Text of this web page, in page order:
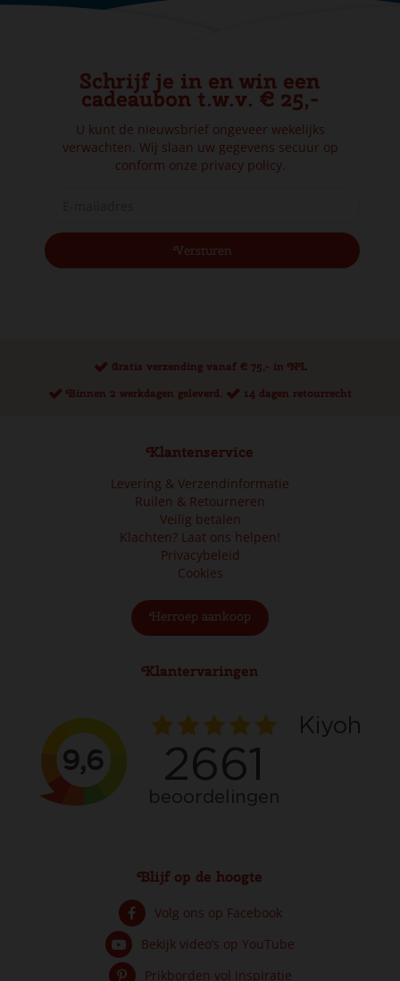
Schrijf je in en win een
cadeaubon t.w.v. € 25,-
U kunt de nieuwsbrief ongeveer wekelijks
verwachten. Wij slaan uw gegevens secuur op
conform onze privacy policy.
Gratis verzending vanaf € 75,- in NL
Binnen 2 werkdagen geleverd.
14 dagen retourrecht
Klantenservice
Levering & Verzendinformatie
Ruilen & Retourneren
Veilig betalen
Klachten? Laat ons helpen!
Privacybeleid
Cookies
Herroep aankoop
Klantervaringen
Blijf op de hoogte
Volg ons op Facebook
Bekijk video’s op YouTube
Prikborden vol inspiratie